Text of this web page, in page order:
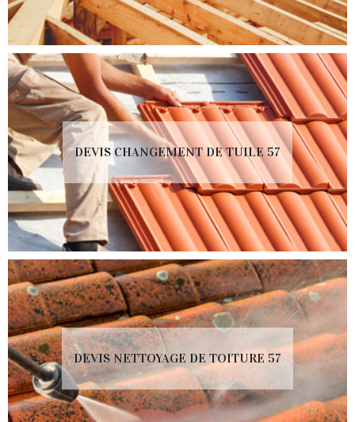
DEVIS CHANGEMENT DE TUILE 57
DEVIS NETTOYAGE DE TOITURE 57